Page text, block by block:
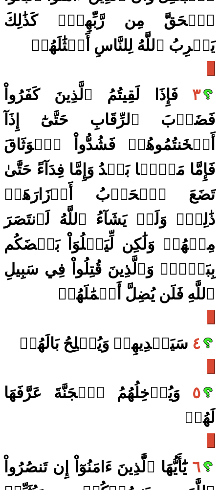
ٱلۡحَقَّ مِن رَّبِّهِمۡۚ كَذَٰلِكَ
يَضۡرِبُ ٱللَّهُ لِلنَّاسِ أَمۡثَٰلَهُمۡ
٣ فَإِذَا لَقِيتُمُ ٱلَّذِينَ كَفَرُواْ
فَضَرۡبَ ٱلرِّقَابِ حَتَّىٰٓ إِذَآ
أَثۡخَنتُمُوهُمۡ فَشُدُّواْ ٱلۡوَثَاقَ
فَإِمَّا مَنَّۢا بَعۡدُ وَإِمَّا فِدَآءً حَتَّىٰ
تَضَعَ ٱلۡحَرۡبُ أَوۡزَارَهَاۚ
ذَٰلِكَۖ وَلَوۡ يَشَآءُ ٱللَّهُ لَٱنتَصَرَ
مِنۡهُمۡ وَلَٰكِن لِّيَبۡلُوَاْ بَعۡضَكُم
بِبَعۡضٖۗ وَٱلَّذِينَ قُتِلُواْ فِي سَبِيلِ
ٱللَّهِ فَلَن يُضِلَّ أَعۡمَٰلَهُمۡ
٤ سَيَهۡدِيهِمۡ وَيُصۡلِحُ بَالَهُمۡ
٥ وَيُدۡخِلُهُمُ ٱلۡجَنَّةَ عَرَّفَهَا
لَهُمۡ
٦ يَٰٓأَيُّهَا ٱلَّذِينَ ءَامَنُوٓاْ إِن تَنصُرُواْ